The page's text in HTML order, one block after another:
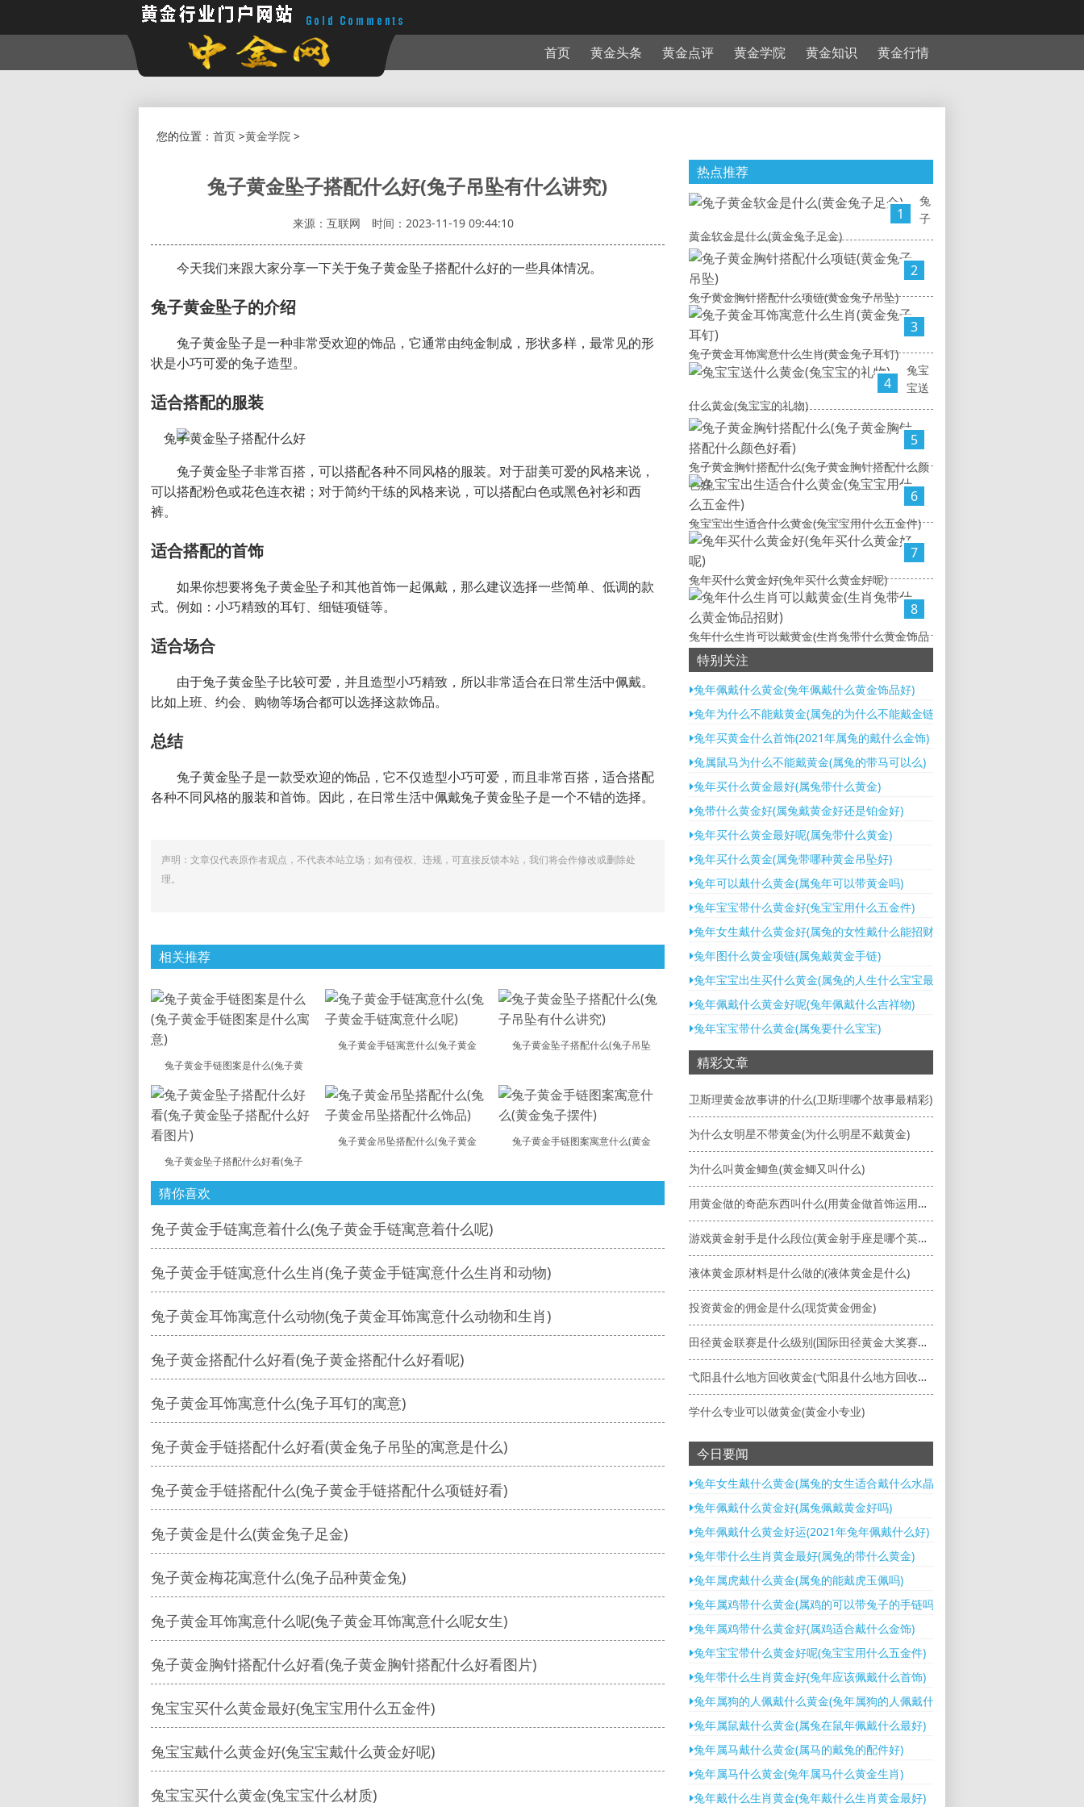
首页 黄金头条 黄金点评 黄金学院 黄金知识 黄金行情
您的位置： 首页>黄金学院 >
兔子黄金坠子搭配什么好(兔子吊坠有什么讲究)
来源：互联网 时间：2023-11-19 09:44:10
今天我们来跟大家分享一下关于兔子黄金坠子搭配什么好的一些具体情况。
兔子黄金坠子的介绍
兔子黄金坠子是一种非常受欢迎的饰品，它通常由纯金制成，形状多样，最常见的形
状是小巧可爱的兔子造型。
适合搭配的服装
兔子黄金坠子非常百搭，可以搭配各种不同风格的服装。对于甜美可爱的风格来说，
可以搭配粉色或花色连衣裙；对于简约干练的风格来说，可以搭配白色或黑色衬衫和西
裤。
适合搭配的首饰
如果你想要将兔子黄金坠子和其他首饰一起佩戴，那么建议选择一些简单、低调的款
式。例如：小巧精致的耳钉、细链项链等。
适合场合
由于兔子黄金坠子比较可爱，并且造型小巧精致，所以非常适合在日常生活中佩戴。
比如上班、约会、购物等场合都可以选择这款饰品。
总结
兔子黄金坠子是一款受欢迎的饰品，它不仅造型小巧可爱，而且非常百搭，适合搭配
各种不同风格的服装和首饰。因此，在日常生活中佩戴兔子黄金坠子是一个不错的选择。
声明：文章仅代表原作者观点，不代表本站立场；如有侵权、违规，可直接反馈本站，我们将会作修改或删除处
理。
相关推荐
兔子黄金手链图案是什么(兔子黄
兔子黄金手链寓意什么(兔子黄金 兔子黄金坠子搭配什么(兔子吊坠
兔子黄金坠子搭配什么好看(兔子
兔子黄金吊坠搭配什么(兔子黄金 兔子黄金手链图案寓意什么(黄金
猜你喜欢
兔子黄金手链寓意着什么(兔子黄金手链寓意着什么呢)
兔子黄金手链寓意什么生肖(兔子黄金手链寓意什么生肖和动物)
兔子黄金耳饰寓意什么动物(兔子黄金耳饰寓意什么动物和生肖)
兔子黄金搭配什么好看(兔子黄金搭配什么好看呢)
兔子黄金耳饰寓意什么(兔子耳钉的寓意)
兔子黄金手链搭配什么好看(黄金兔子吊坠的寓意是什么)
兔子黄金手链搭配什么(兔子黄金手链搭配什么项链好看)
兔子黄金是什么(黄金兔子足金)
兔子黄金梅花寓意什么(兔子品种黄金兔)
兔子黄金耳饰寓意什么呢(兔子黄金耳饰寓意什么呢女生)
兔子黄金胸针搭配什么好看(兔子黄金胸针搭配什么好看图片)
兔宝宝买什么黄金最好(兔宝宝用什么五金件)
兔宝宝戴什么黄金好(兔宝宝戴什么黄金好呢)
兔宝宝买什么黄金(兔宝宝什么材质)
热点推荐
1
兔
子
黄金软金是什么(黄金兔子足金)
2
兔子黄金胸针搭配什么项链(黄金兔子吊坠)
3
兔子黄金耳饰寓意什么生肖(黄金兔子耳钉)
4
兔宝
宝送
什么黄金(兔宝宝的礼物)
5
兔子黄金胸针搭配什么(兔子黄金胸针搭配什么颜
色好
6
兔宝宝出生适合什么黄金(兔宝宝用什么五金件)
7
兔年买什么黄金好(兔年买什么黄金好呢)
8
兔年什么生肖可以戴黄金(生肖兔带什么黄金饰品
招财)
特别关注
兔年佩戴什么黄金(兔年佩戴什么黄金饰品好)
兔年为什么不能戴黄金(属兔的为什么不能戴金链子手表)
兔年买黄金什么首饰(2021年属兔的戴什么金饰)
兔属鼠马为什么不能戴黄金(属兔的带马可以么)
兔年买什么黄金最好(属兔带什么黄金)
兔带什么黄金好(属兔戴黄金好还是铂金好)
兔年买什么黄金最好呢(属兔带什么黄金)
兔年买什么黄金(属兔带哪种黄金吊坠好)
兔年可以戴什么黄金(属兔年可以带黄金吗)
兔年宝宝带什么黄金好(兔宝宝用什么五金件)
兔年女生戴什么黄金好(属兔的女性戴什么能招财转运)
兔年图什么黄金项链(属兔戴黄金手链)
兔年宝宝出生买什么黄金(属兔的人生什么宝宝最好)
兔年佩戴什么黄金好呢(兔年佩戴什么吉祥物)
兔年宝宝带什么黄金(属兔要什么宝宝)
精彩文章
卫斯理黄金故事讲的什么(卫斯理哪个故事最精彩)
为什么女明星不带黄金(为什么明星不戴黄金)
为什么叫黄金鲫鱼(黄金鲫又叫什么)
用黄金做的奇葩东西叫什么(用黄金做首饰运用了什么性质)
游戏黄金射手是什么段位(黄金射手座是哪个英雄的皮肤)
液体黄金原材料是什么做的(液体黄金是什么)
投资黄金的佣金是什么(现货黄金佣金)
田径黄金联赛是什么级别(国际田径黄金大奖赛是单项赛事)
弋阳县什么地方回收黄金(弋阳县什么地方回收黄金最多)
学什么专业可以做黄金(黄金小专业)
今日要闻
兔年女生戴什么黄金(属兔的女生适合戴什么水晶)
兔年佩戴什么黄金好(属兔佩戴黄金好吗)
兔年佩戴什么黄金好运(2021年兔年佩戴什么好)
兔年带什么生肖黄金最好(属兔的带什么黄金)
兔年属虎戴什么黄金(属兔的能戴虎玉佩吗)
兔年属鸡带什么黄金(属鸡的可以带兔子的手链吗)
兔年属鸡带什么黄金好(属鸡适合戴什么金饰)
兔年宝宝带什么黄金好呢(兔宝宝用什么五金件)
兔年带什么生肖黄金好(兔年应该佩戴什么首饰)
兔年属狗的人佩戴什么黄金(兔年属狗的人佩戴什么黄金饰品好)
兔年属鼠戴什么黄金(属兔在鼠年佩戴什么最好)
兔年属马戴什么黄金(属马的戴兔的配件好)
兔年属马什么黄金(兔年属马什么黄金生肖)
兔年戴什么生肖黄金(兔年戴什么生肖黄金最好)